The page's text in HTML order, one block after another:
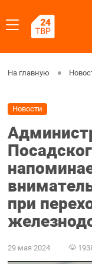
На главную
Новости
при
29 мая 2024